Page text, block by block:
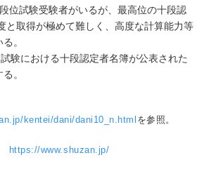
位試験受験者がいるが、最高位の十段認
と取得が極めて難しく、高度な計算能力等
。
験における十段認定者名簿が公表された
。
kentei/dani/dani10_n.html を参照。
https://www.shuzan.jp/